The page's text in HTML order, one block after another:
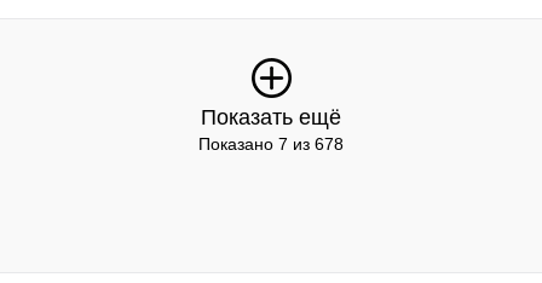
Показать ещё
Показано 7 из 678